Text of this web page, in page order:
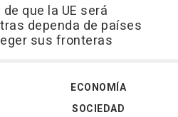
que la UE será
dependa de países
sus fronteras
ECONOMÍA
SOCIEDAD